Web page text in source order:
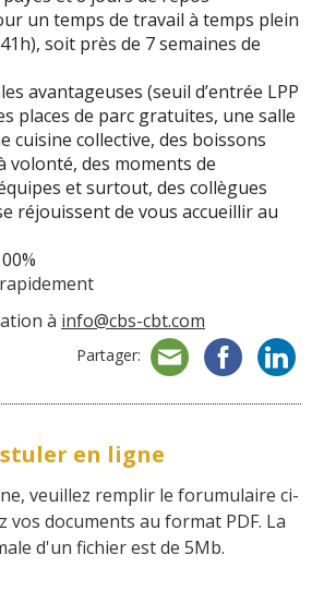
un temps de travail à temps plein
soit près de 7 semaines de
avantageuses (seuil d’entrée LPP
places de parc gratuites, une salle
cuisine collective, des boissons
volonté, des moments de
et surtout, des collègues
réjouissent de vous accueillir au
à info@cbs-cbt.com
Partager:
en ligne
veuillez remplir le forumulaire ci-
vos documents au format PDF. La
d'un fichier est de 5Mb.